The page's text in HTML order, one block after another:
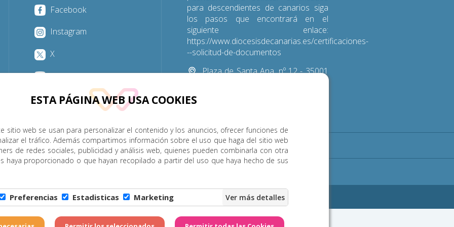
ESTA PÁGINA WEB USA COOKIES
sitio web se usan para personalizar el contenido y los anuncios, ofrecer funciones de
el tráfico. Además compartimos información sobre el uso que haga del sitio web
de redes sociales, publicidad y análisis web, quienes pueden combinarla con otra
haya proporcionado o que hayan recopilado a partir del uso que haya hecho de sus
Preferencias Estadisticas Marketing
Facebook
Instagram
X
YouTube
para descendientes de canarios siga
los pasos que encontrará en el
siguiente enlace:
https://www.diocesisdecanarias.es/certificaciones-
--solicitud-de-documentos
Plaza de Santa Ana, nº 12 - 35001
P. Menor Cumplimiento Transparencia Horarios de misa Noticias Contacto
- Diócesis de Canarias. Todos los derechos reservados Página realizada por Web Las Palmas